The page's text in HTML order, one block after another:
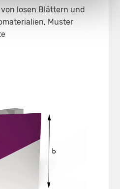
losen Blättern und
Muster